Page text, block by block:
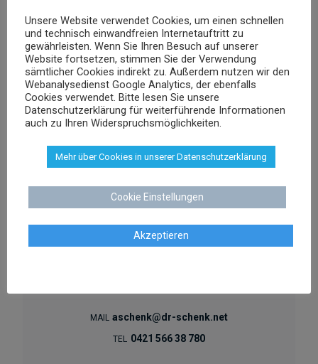
0421 566 38 780
Agnieszka Schenk
MAIL aschenk@dr-schenk.net
TEL 0421 566 38 780
Unsere Website verwendet Cookies, um einen schnellen
und technisch einwandfreien Internetauftritt zu
gewährleisten. Wenn Sie Ihren Besuch auf unserer
Website fortsetzen, stimmen Sie der Verwendung
sämtlicher Cookies indirekt zu. Außerdem nutzen wir den
Webanalysedienst Google Analytics, der ebenfalls
Cookies verwendet. Bitte lesen Sie unsere
Datenschutzerklärung für weiterführende Informationen
auch zu Ihren Widerspruchsmöglichkeiten.
Mehr über Cookies in unserer Datenschutzerklärung
Cookie Einstellungen
Akzeptieren